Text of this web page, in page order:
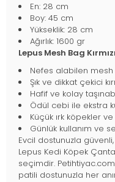
En: 28 cm
Boy: 45 cm
Yükseklik: 28 cm
Ağırlık: 1600 gr
Lepus Mesh Bag
Nefes alabilen mesh
Şık ve dikkat çekici
Hafif ve kolay
Ödül cebi ile ekstra
Küçük ırk köpekler
Günlük kullanım ve
Evcil dostunuzla
Lepus Kedi Köpek
seçimdir.
patili dostunuzla her